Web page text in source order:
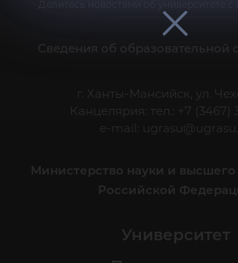
Сведения об образовательной
г. Ханты-Мансийск, ул.
Канцелярия: тел.: +7 (3467)
e-mail:
Министерство науки и высшего
Российской
Университет